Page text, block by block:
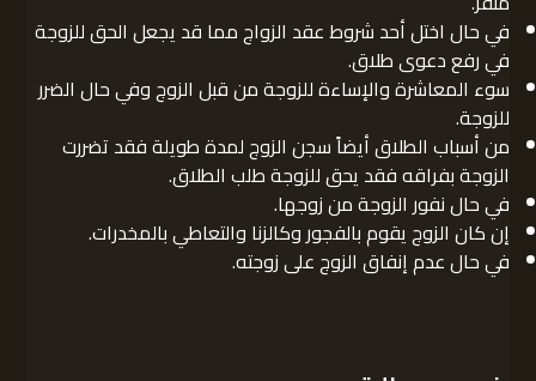
في حال اختل أحد شروط عقد الزواج مما قد يجعل الحق للزوجة
في رفع دعوى طلاق.
سوء المعاشرة والإساءة للزوجة من قبل الزوج وفي حال الضرر
للزوجة.
من أسباب الطلاق أيضاً سجن الزوج لمدة طويلة فقد تضررت
الزوجة بفراقه فقد يحق للزوجة طلب الطلاق.
في حال نفور الزوجة من زوجها.
إن كان الزوج يقوم بالفجور وكالزنا والتعاطي بالمخدرات.
في حال عدم إنفاق الزوج على زوجته.